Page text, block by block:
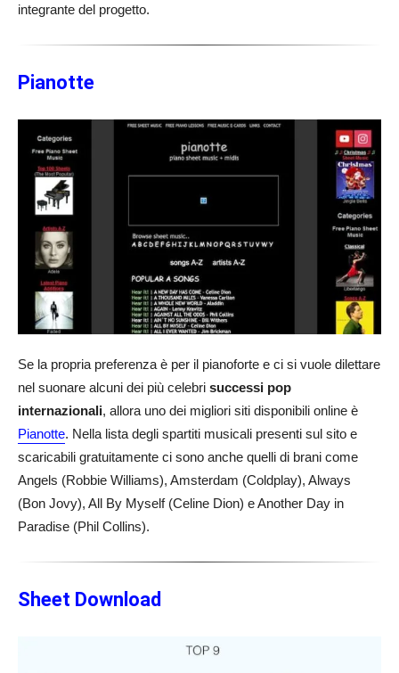
integrante del progetto.
Pianotte
Se la propria preferenza è per il pianoforte e ci si vuole dilettare
nel suonare alcuni dei più celebri successi pop
internazionali, allora uno dei migliori siti disponibili online è
Pianotte. Nella lista degli spartiti musicali presenti sul sito e
scaricabili gratuitamente ci sono anche quelli di brani come
Angels (Robbie Williams), Amsterdam (Coldplay), Always
(Bon Jovy), All By Myself (Celine Dion) e Another Day in
Paradise (Phil Collins).
Sheet Download